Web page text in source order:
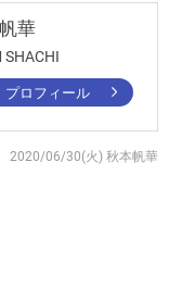
華
SHACHI
プロフィール
2020/06/30(火) 秋本帆華